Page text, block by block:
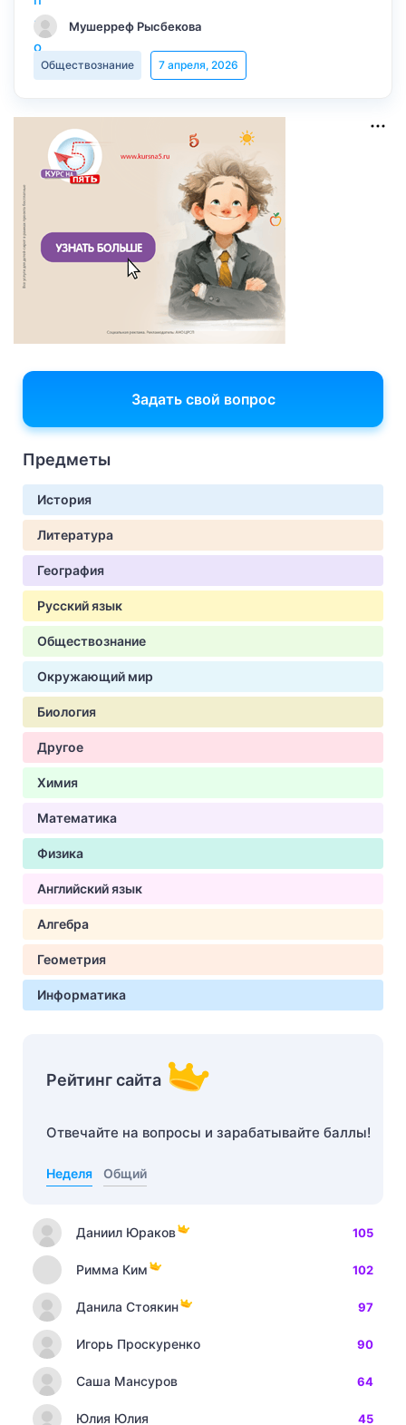
Мушерреф Рысбекова
Обществознание 7 апреля, 2026
Задать свой вопрос
Предметы
История
Литература
География
Русский язык
Обществознание
Окружающий мир
Биология
Другое
Химия
Математика
Физика
Английский язык
Алгебра
Геометрия
Информатика
Рейтинг сайта
Отвечайте на вопросы и зарабатывайте баллы!
Неделя Общий
Даниил Юраков 105
Римма Ким 102
Данила Стоякин 97
Игорь Проскуренко 90
Саша Мансуров 64
Юлия Юлия 45